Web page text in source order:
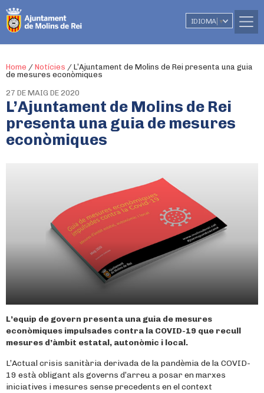
IDIOMA ▼
Home / Notícies / L’Ajuntament de Molins de Rei presenta una guia
de mesures econòmiques
27 DE MAIG DE 2020
L’Ajuntament de Molins de Rei
presenta una guia de mesures
econòmiques
L’equip de govern presenta una guia de mesures
econòmiques impulsades contra la COVID-19 que recull
mesures d’àmbit estatal, autonòmic i local.
L’Actual crisis sanitària derivada de la pandèmia de la COVID-
19 està obligant als governs d’arreu a posar en marxes
iniciatives i mesures sense precedents en el context